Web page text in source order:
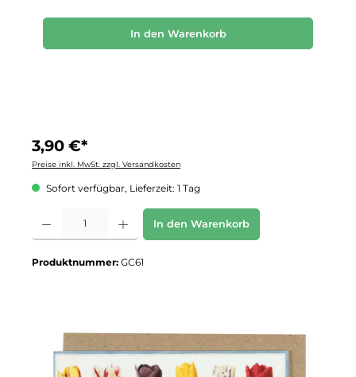
In den Warenkorb
3,90 €*
Preise inkl. MwSt. zzgl. Versandkosten
Sofort verfügbar, Lieferzeit: 1 Tag
Produkt Anzahl: Gib den gewünschten Wert ein oder benutze die Schaltflächen
In den Warenkorb
Produktnummer: GC61